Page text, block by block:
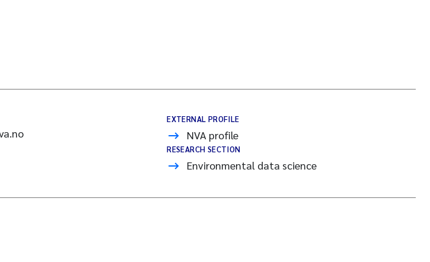
EXTERNAL PROFILE
NVA profile
RESEARCH SECTION
Environmental data science